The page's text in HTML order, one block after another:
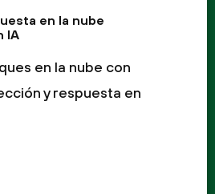
en la nube
IA
en la nube con
y respuesta en